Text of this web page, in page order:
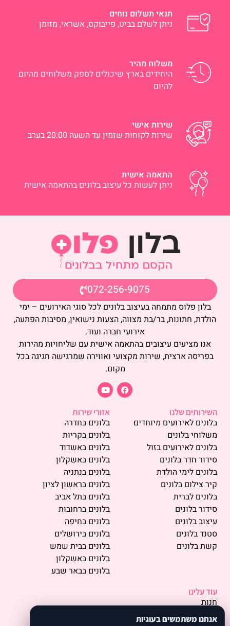
תנאי תשלום נוחים
ניתן לשלם בביט, פייבוקס, אשראי, מזומן
משלוח מהיר
היחידים בארץ שיכולים לספק משלוחים מהיום
להיום
שירות אישי
שירות לקוחות שזמין עד השעה 20:00 בערב
התאמה אישית
ניתן לעשות כל עיצוב בלונים בהתאמה אישית
072-256-9075
בלון פלוס מתמחה בעיצוב בלונים לכל סוגי האירועים – ימי
הולדת, חתונות, בר/בת מצווה, הצעות נישואין, מסיבות הפתעה,
אירועי חברה ועוד.
אנו מציעים עיצובים בהתאמה אישית עם שליחויות מהירות
בפריסה ארצית, שירות מקצועי ואווירה שמרגישה חגיגה בכל
מקום.
השירותים שלנו
בלונים לאירועים מיוחדים
משלוחי בלונים
בלונים לאירועים בזול
סידור חדר בלונים
בלונים לימי הולדת
קיר צילום בלונים
בלונים לברית
סידור בלונים
עיצוב בלונים
סטנד בלונים
קשת בלונים
אזורי שירות
בלונים בחדרה
בלונים בקריות
בלונים באשדוד
בלונים באשקלון
בלונים בנתניה
בלונים בראשון לציון
בלונים בתל אביב
בלונים ברחובות
בלונים בחיפה
בלונים בירושלים
בלונים בבית שמש
בלונים באשקלון
בלונים בבאר שבע
עוד עלינו
חנות
פרסמו אצלנו
אנחנו משתמשים בעוגיות